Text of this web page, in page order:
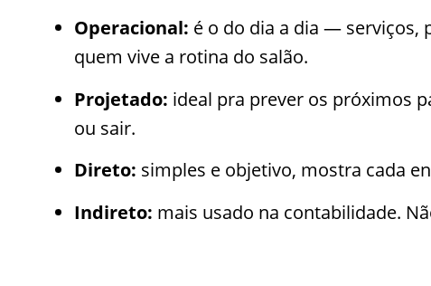
Operacional: é o do dia a dia — serviços,
quem vive a rotina do salão.
Projetado: ideal pra prever os próximos
ou sair.
Direto: simples e objetivo, mostra cada
Indireto: mais usado na contabilidade.